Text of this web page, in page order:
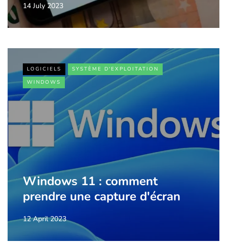
14 July 2023
LOGICIELS
SYSTÈME D'EXPLOITATION
WINDOWS
Windows 11 : comment
prendre une capture d'écran
12 April 2023